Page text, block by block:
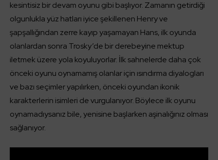
kesintisiz bir devam oyunu gibi başlıyor. Zamanın getirdiği
olgunlukla yüz hatları iyice şekillenen Henry ve
şapşallığından zerre kayıp yaşamayan Hans, ilk oyunda
olanlardan sonra Trosky’de bir derebeyine mektup
iletmek üzere yola koyuluyorlar. İlk sahnelerde daha çok
önceki oyunu oynamamış olanlar için ısındırma diyalogları
ve bazı seçimler yapılırken, önceki oyundan ikonik
karakterlerin isimleri de vurgulanıyor. Böylece ilk oyunu
oynamadıysanız bile, yenisine başlarken aşinalığınız olması
sağlanıyor.